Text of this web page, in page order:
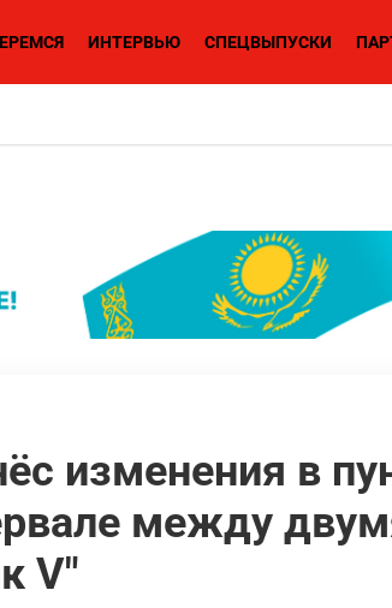
ИНТЕРВЬЮ СПЕЦВЫПУСКИ
изменения в
между
V"